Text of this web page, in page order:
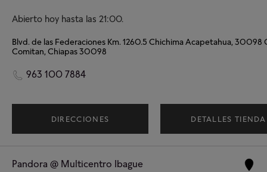
Abierto hoy hasta las 21:00.
Comitan, Chiapas 30098
963 100 7884
DIRECCIONES DETALLES TIENDA
Pandora @ Multicentro Ibague